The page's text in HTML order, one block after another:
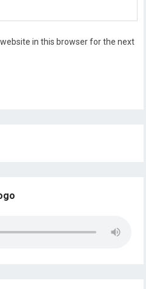
in this browser for the next